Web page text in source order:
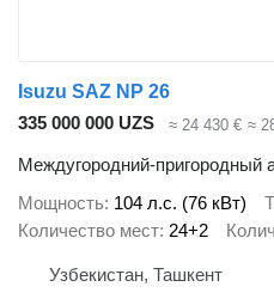
Isuzu SAZ NP 26
335 000 000 UZS
≈ 24 430 € ≈
Междугородний-пригородный
Мощность 104 л.с. (76 кВт)
Количество мест 24+2
Узбекистан, Ташкент